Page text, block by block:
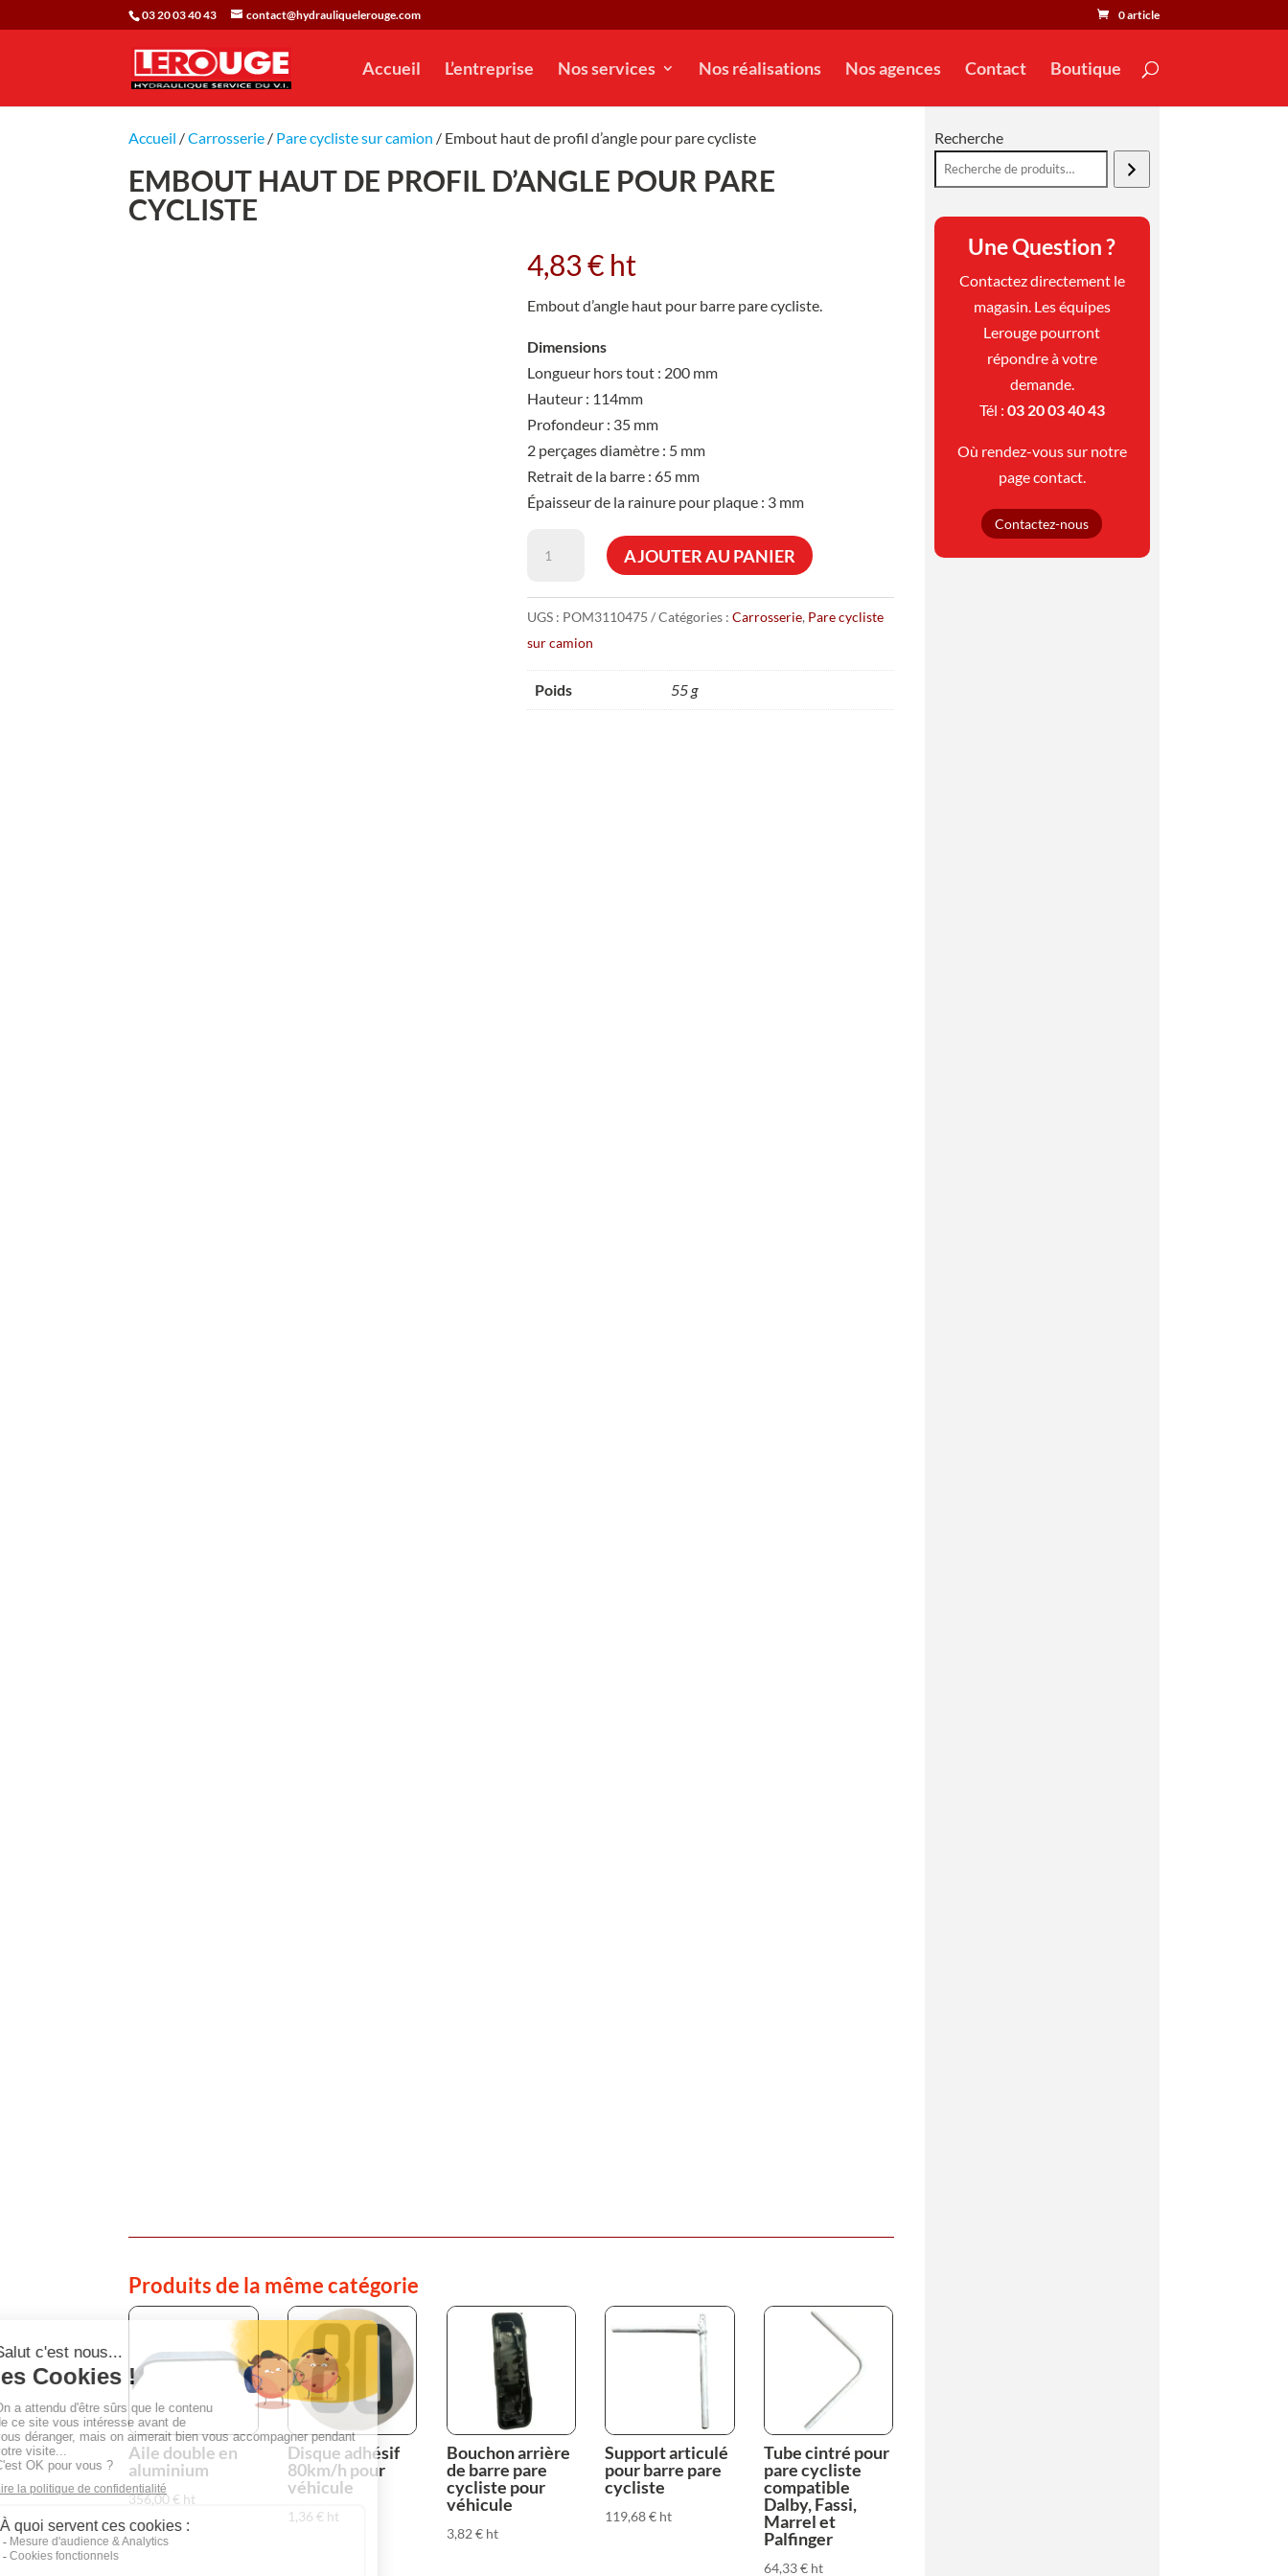
03 20 03 40 43 contact@hydrauliquelerouge.com 0 article
Accueil L’entreprise Nos services Nos réalisations Nos agences Contact Boutique
Accueil /Carrosserie / Pare cycliste sur camion / Embout haut de profil d’angle pour pare cycliste
EMBOUT HAUT DE PROFIL D’ANGLE POUR PARE
CYCLISTE
4,83€ ht
Embout d’angle haut pour barre pare cycliste.
Dimensions
Longueur hors tout : 200 mm
Hauteur : 114mm
Profondeur : 35 mm
2 perçages diamètre : 5 mm
Retrait de la barre : 65 mm
Épaisseur de la rainure pour plaque : 3 mm
Embout
haut
de
profil
d'angle
AJOUTER AU PANIER
UGS : POM3110475 Catégories : Carrosserie, Pare cycliste
sur camion
Poids 55 g
Produits de la même catégorie
Aile double en
aluminium
356,00€ ht
Disque adhésif
80km/h pour
véhicule
1,36€ ht
Bouchon arrière
de barre pare
cycliste pour
véhicule
3,82 € ht
Support articulé
pour barre pare
cycliste
119,68€ ht
Tube cintré pour
pare cycliste
compatible
Dalby, Fassi,
Marrel et
Palfinger
64,33€ ht
Recherche
Une Question ?
Contactez directement le
magasin. Les équipes
Lerouge pourront
répondre à votre
demande.
Tél : 03 20 03 40 43
Où rendez-vous sur notre
page contact.
Contactez-nous